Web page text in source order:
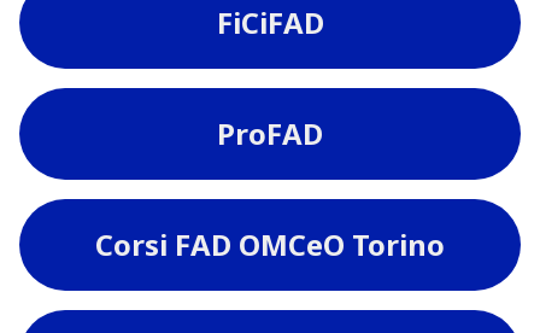
FiCiFAD
ProFAD
Corsi FAD OMCeO Torino